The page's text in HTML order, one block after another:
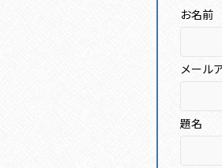
お名前
メール
題名